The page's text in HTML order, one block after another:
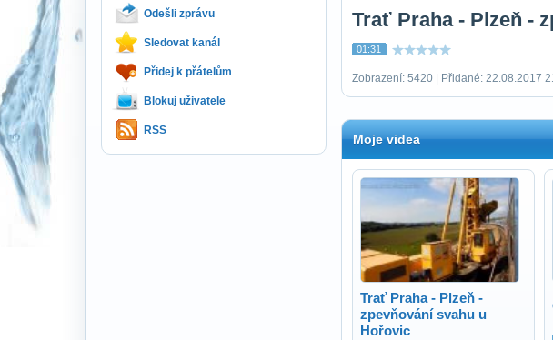
Odešli zprávu
Sledovat kanál
Přidej k přátelům
Blokuj uživatele
RSS
Trať Praha - Plzeň -
01:31
Zobrazení: 5420 | Přidané: 22.08.2017
Moje videa
Trať Praha - Plzeň -
zpevňování svahu u
Hořovic